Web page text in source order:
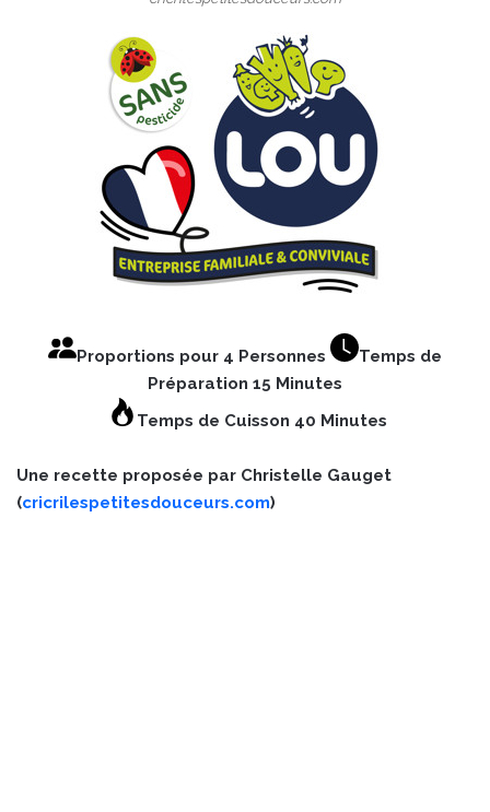
Proportions pour 4 Personnes
Temps de
Préparation 15 Minutes
Temps de Cuisson 40 Minutes
Une recette proposée par Christelle Gauget
(cricrilespetitesdouceurs.com)